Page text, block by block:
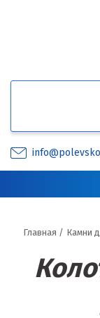
Главная / Камни